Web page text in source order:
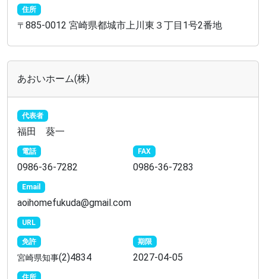
住所
〒 885-0012 宮崎県都城市上川東３丁目1号2番地
あおいホーム(株)
代表者
福田 葵一
電話
0986-36-7282
FAX
0986-36-7283
Email
aoihomefukuda@gmail.com
URL
免許
宮崎県知事(2)4834
期限
2027-04-05
住所